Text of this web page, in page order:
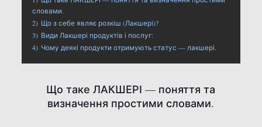
словами.
2) Що з себе являє розкіш (Лакшері)?
3) Види Лакшері продуктів і послуг:
4) Чому деякі продукти отримують статус — лакшері.
Що таке ЛАКШЕРІ — поняття та
визначення простими словами.